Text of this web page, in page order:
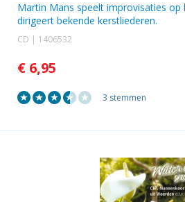
Martin Mans speelt improvisaties op
dirigeert bekende kerstliederen.
CD | 1406532
€ 6,95
3 stemmen